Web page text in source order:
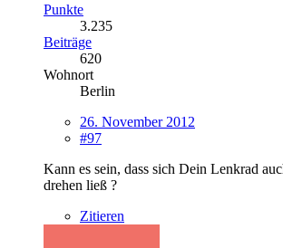
Punkte
3.235
Beiträge
620
Wohnort
Berlin
26. November 2012
#97
Kann es sein, dass sich Dein Lenkrad
drehen ließ ?
Zitieren